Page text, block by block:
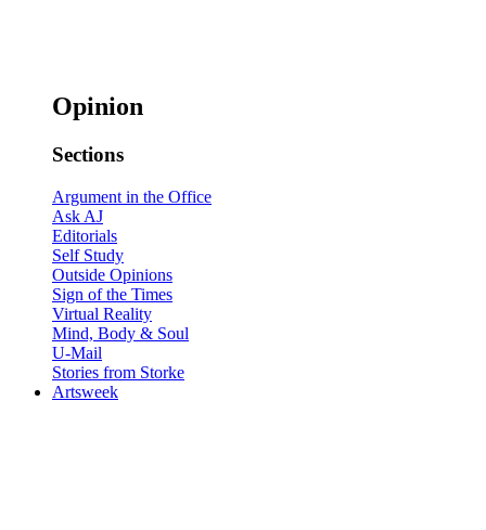
Opinion
Sections
Argument in the Office
Ask AJ
Editorials
Self Study
Outside Opinions
Sign of the Times
Virtual Reality
Mind, Body & Soul
U-Mail
Stories from Storke
Artsweek